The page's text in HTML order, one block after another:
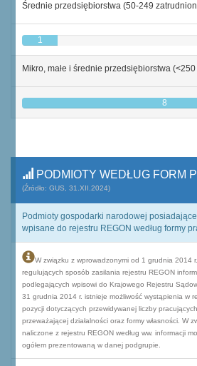
Średnie przedsiębiorstwa (50-249
1
Mikro, małe i średnie przedsiębiorstwa
8
PODMIOTY WEDŁUG FORM
(Źródło: GUS, 31.XII.2024)
Podmioty gospodarki narodowej
wpisane do rejestru REGON według formy
W związku z wprowadzonymi od 1 grudnia 2014
regulujących sposób zasilania rejestru REGON
podlegających wpisowi do Krajowego Rejestru
31 grudnia 2014 r. istnieje możliwość wystąpienia w
pozycji dotyczących przewidywanej liczby
przeważającej działalności oraz formy własności. W
naliczone z rejestru REGON według ww. informacji
ogółem prezentowaną w danej podgrupie.